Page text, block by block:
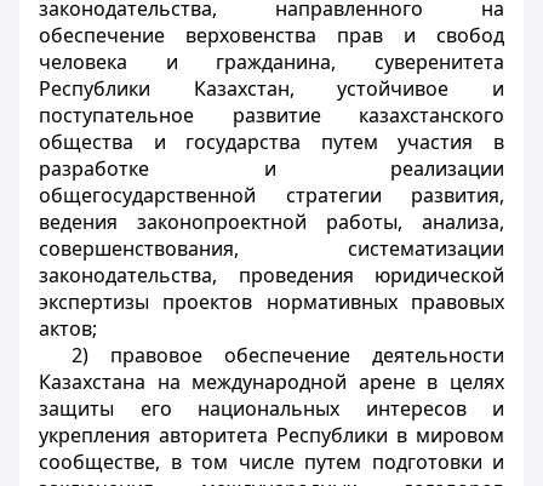
законодательства, направленного на
обеспечение верховенства прав и свобод
человека и гражданина, суверенитета
Республики Казахстан, устойчивое и
поступательное развитие казахстанского
общества и государства путем участия в
разработке и реализации
общегосударственной стратегии развития,
ведения законопроектной работы, анализа,
совершенствования, систематизации
законодательства, проведения юридической
экспертизы проектов нормативных правовых
актов;
2) правовое обеспечение деятельности
Казахстана на международной арене в целях
защиты его национальных интересов и
укрепления авторитета Республики в мировом
сообществе, в том числе путем подготовки и